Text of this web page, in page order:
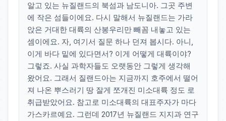
알고 있는 뉴질랜드의 북섬과 남도니아. 그곳 주변
에 작은 섬들이에요. 다시 말해서 뉴질랜드는 가라
앉은 거대한 대륙의 산봉우리만 빼꼼 내놓고 있는
셈이에요. 자, 여기서 질문 하나 던져 봅시다. 아니,
이게 바다 밑에 있다면서? 이게 어떻게 대륙이야?
그렇죠. 사실 과학자들도 오랫동안 그렇게 생각해
왔어요. 그래서 질랜드아는 지금까지 호주에서 떨어
져 나온 뿌스러기 땅 잘게 쪼개진 미소대륙 정도 로
취급받았어요. 참고로 미소대륙의 대표주자가 마다
가스카르예요. 그런데 2017년 뉴질랜드 지지과 연구